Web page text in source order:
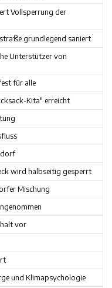
Vollsperrung der
grundlegend saniert
Unterstützer von
für alle
Kita" erreicht
wird halbseitig gesperrt
Mischung
vor
und Klimapsychologie